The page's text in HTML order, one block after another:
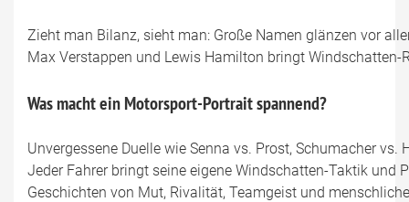
Zieht man Bilanz, sieht man: Große Namen glänzen vor
Max Verstappen und Lewis Hamilton bringt Windschatten-
Was macht ein Motorsport-Portrait spannend?
Unvergessene Duelle wie Senna vs. Prost, Schumacher
Jeder Fahrer bringt seine eigene Windschatten-Taktik und
Geschichten von Mut, Rivalität, Teamgeist und